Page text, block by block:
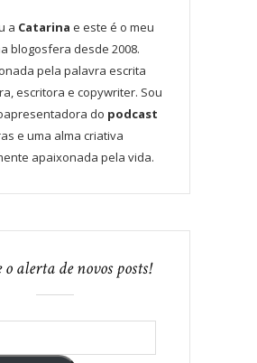
a Catarina e este é o meu
blogosfera desde 2008.
pela palavra escrita
escritora e copywriter. Sou
do podcast
e uma alma criativa
apaixonada pela vida.
o alerta de novos posts!